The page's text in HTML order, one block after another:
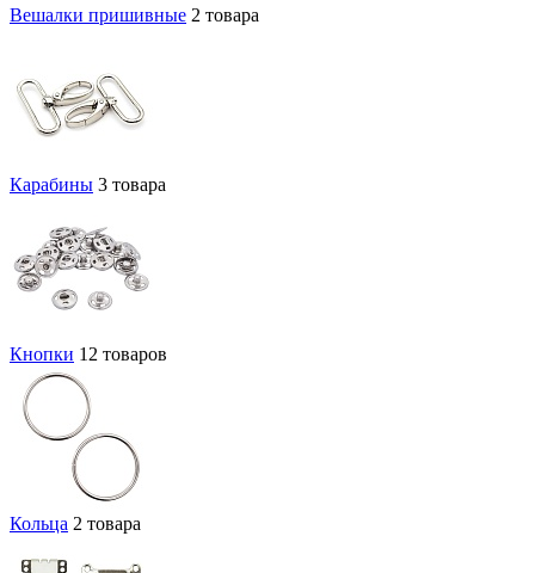
Вешалки пришивные 2 товара
Карабины 3 товара
Кнопки 12 товаров
Кольца 2 товара